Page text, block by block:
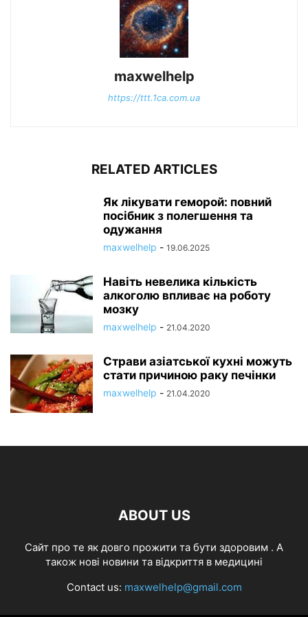
maxwelhelp
https://ttt.1ca.com.ua
RELATED ARTICLES
Як лікувати геморой: повний
посібник з полегшення та
одужання
maxwelhelp - 19.06.2025
Навіть невелика кількість
алкоголю впливає на роботу
мозку
maxwelhelp - 21.04.2020
Страви азіатської кухні можуть
стати причиною раку печінки
maxwelhelp - 21.04.2020
ABOUT US
Cайт про те як довго прожити та бути здоровим . А
також нові новини та відкриття в медицині
Contact us: maxwelhelp@gmail.com